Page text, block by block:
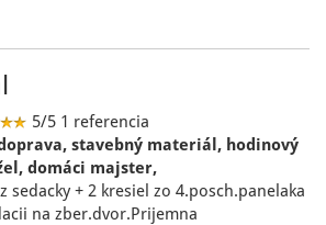
5/5 1 referencia
stavebný materiál, hodinový
domáci majster,
sedacky + 2 kresiel zo 4.posch.panelaka
na zber.dvor.Prijemna